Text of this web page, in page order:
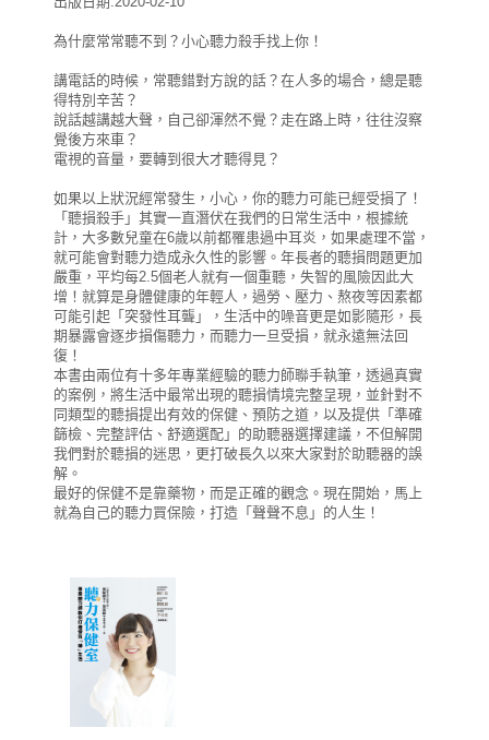
為什麼常常聽不到？小心聽力殺手找上你！
講電話的時候，常聽錯對方說的話？在人多的場合，總是聽
得特別辛苦？
說話越講越大聲，自己卻渾然不覺？走在路上時，往往沒察
覺後方來車？
電視的音量，要轉到很大才聽得見？
如果以上狀況經常發生，小心，你的聽力可能已經受損了！
「聽損殺手」其實一直潛伏在我們的日常生活中，根據統
計，大多數兒童在6歲以前都罹患過中耳炎，如果處理不當，
就可能會對聽力造成永久性的影響。年長者的聽損問題更加
嚴重，平均每2.5個老人就有一個重聽，失智的風險因此大
增！就算是身體健康的年輕人，過勞、壓力、熬夜等因素都
可能引起「突發性耳聾」，生活中的噪音更是如影隨形，長
期暴露會逐步損傷聽力，而聽力一旦受損，就永遠無法回
復！
本書由兩位有十多年專業經驗的聽力師聯手執筆，透過真實
的案例，將生活中最常出現的聽損情境完整呈現，並針對不
同類型的聽損提出有效的保健、預防之道，以及提供「準確
篩檢、完整評估、舒適選配」的助聽器選擇建議，不但解開
我們對於聽損的迷思，更打破長久以來大家對於助聽器的誤
解。
最好的保健不是靠藥物，而是正確的觀念。現在開始，馬上
就為自己的聽力買保險，打造「聲聲不息」的人生！